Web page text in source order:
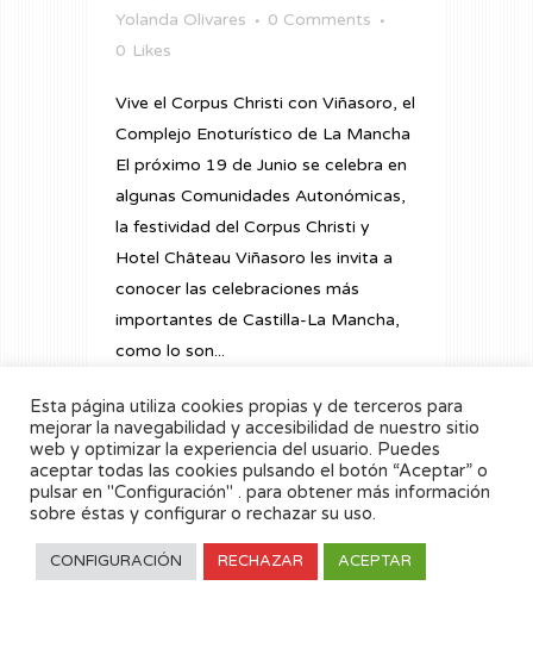
Yolanda Olivares
0 Comments
0 Likes
Vive el Corpus Christi con Viñasoro, el
Complejo Enoturístico de La Mancha
El próximo 19 de Junio se celebra en
algunas Comunidades Autonómicas,
la festividad del Corpus Christi y
Hotel Château Viñasoro les invita a
conocer las celebraciones más
importantes de Castilla-La Mancha,
como lo son...
READ MORE
Esta página utiliza cookies propias y de terceros para
mejorar la navegabilidad y accesibilidad de nuestro sitio
web y optimizar la experiencia del usuario. Puedes
aceptar todas las cookies pulsando el botón “Aceptar” o
pulsar en "Configuración" . para obtener más información
sobre éstas y configurar o rechazar su uso.
CONFIGURACIÓN RECHAZAR ACEPTAR